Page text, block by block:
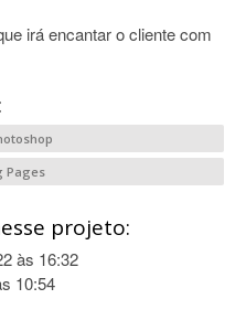
irá encantar o cliente com
Pages
projeto:
às 16:32
10:54